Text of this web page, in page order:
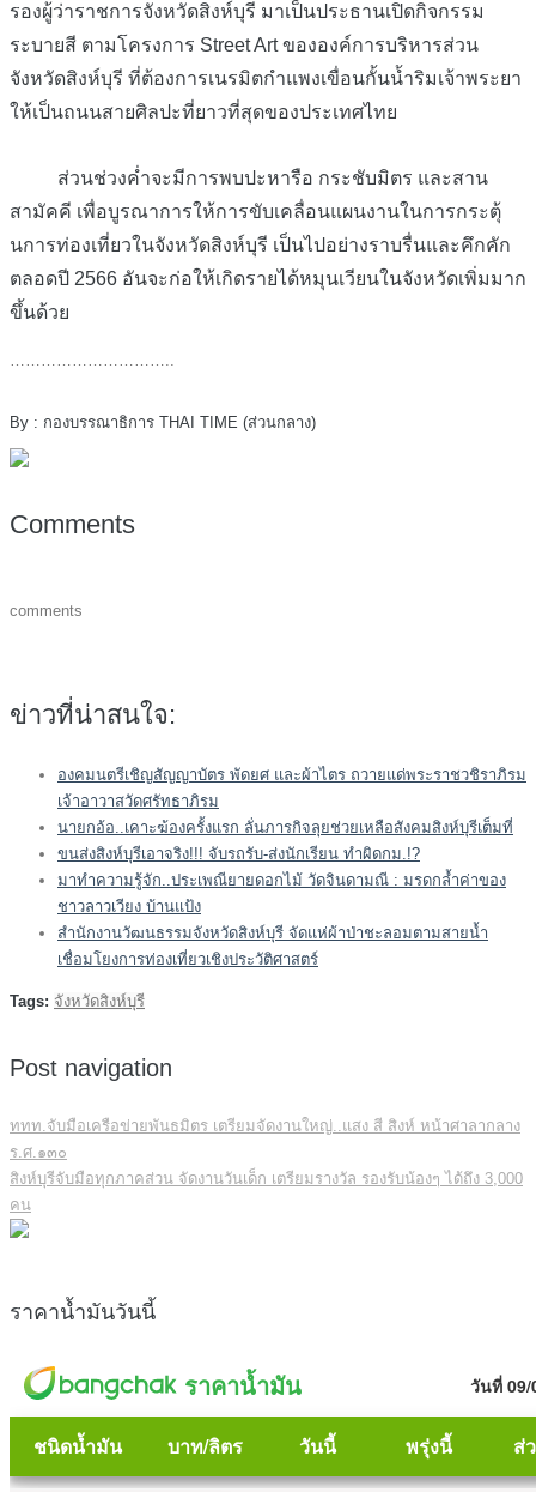
รองผู้ว่าราชการจังหวัดสิงห์บุรี มาเป็นประธานเปิดกิจกรรม
ระบายสี ตามโครงการ Street Art ขององค์การบริหารส่วน
จังหวัดสิงห์บุรี ที่ต้องการเนรมิตกำแพงเขื่อนกั้นน้ำริมเจ้าพระยา
ให้เป็นถนนสายศิลปะที่ยาวที่สุดของประเทศไทย
ส่วนช่วงค่ำจะมีการพบปะหารือ กระชับมิตร และสาน
สามัคคี เพื่อบูรณาการให้การขับเคลื่อนแผนงานในการกระตุ้
นการท่องเที่ยวในจังหวัดสิงห์บุรี เป็นไปอย่างราบรื่นและคึกคัก
ตลอดปี 2566 อันจะก่อให้เกิดรายได้หมุนเวียนในจังหวัดเพิ่มมาก
ขึ้นด้วย
…………………………..
By : กองบรรณาธิการ THAI TIME (ส่วนกลาง)
Comments
comments
ข่าวที่น่าสนใจ:
องคมนตรีเชิญสัญญาบัตร พัดยศ และผ้าไตร ถวายแด่พระราชวชิราภิรม
เจ้าอาวาสวัดศรัทธาภิรม
นายกอ้อ..เคาะฆ้องครั้งแรก ลั่นภารกิจลุยช่วยเหลือสังคมสิงห์บุรีเต็มที่
ขนส่งสิงห์บุรีเอาจริง!!! จับรถรับ-ส่งนักเรียน ทำผิดกม.!?
มาทำความรู้จัก..ประเพณียายดอกไม้ วัดจินดามณี : มรดกล้ำค่าของ
ชาวลาวเวียง บ้านแป้ง
สำนักงานวัฒนธรรมจังหวัดสิงห์บุรี จัดแห่ผ้าป่าชะลอมตามสายน้ำ
เชื่อมโยงการท่องเที่ยวเชิงประวัติศาสตร์
Tags: จังหวัดสิงห์บุรี
Post navigation
ททท.จับมือเครือข่ายพันธมิตร เตรียมจัดงานใหญ่..แสง สี สิงห์ หน้าศาลากลาง
ร.ศ.๑๓๐
สิงห์บุรีจับมือทุกภาคส่วน จัดงานวันเด็ก เตรียมรางวัล รองรับน้องๆ ได้ถึง 3,000
คน
ราคาน้ำมันวันนี้